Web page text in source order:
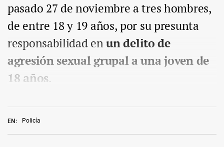
EN: Policía
pasado 27 de noviembre a tres hombres,
de entre 18 y 19 años, por su presunta
responsabilidad enun delito de
agresión sexual grupal a una joven de
18 años.